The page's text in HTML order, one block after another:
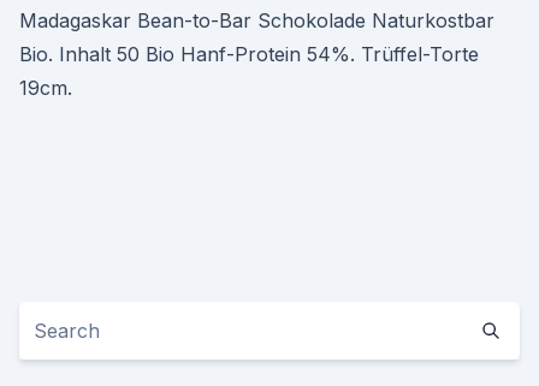
Madagaskar Bean-to-Bar Schokolade Naturkostbar
Bio. Inhalt 50 Bio Hanf-Protein 54%. Trüffel-Torte
19cm.